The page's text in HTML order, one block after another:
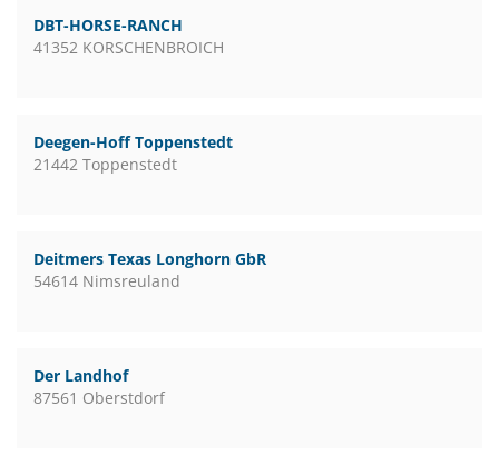
DBT-HORSE-RANCH
41352 KORSCHENBROICH
Deegen-Hoff Toppenstedt
21442 Toppenstedt
Deitmers Texas Longhorn GbR
54614 Nimsreuland
Der Landhof
87561 Oberstdorf